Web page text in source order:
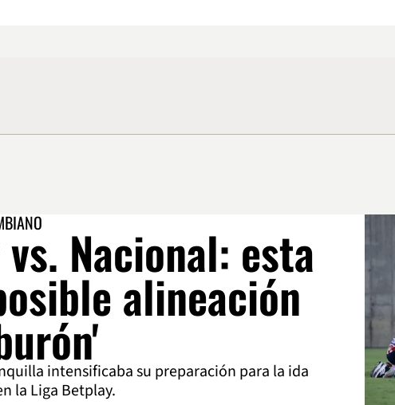
Nacional: esta
alineación
intensificaba su preparación para la ida
la Liga Betplay.